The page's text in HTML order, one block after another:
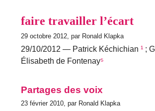
faire travailler l’écart
29 octobre 2012, par Ronald Klapka
29/10/2012 — Patrick Kéchichian ¹ ;
Élisabeth de Fontenay⁵
Partages des voix
23 février 2010, par Ronald Klapka